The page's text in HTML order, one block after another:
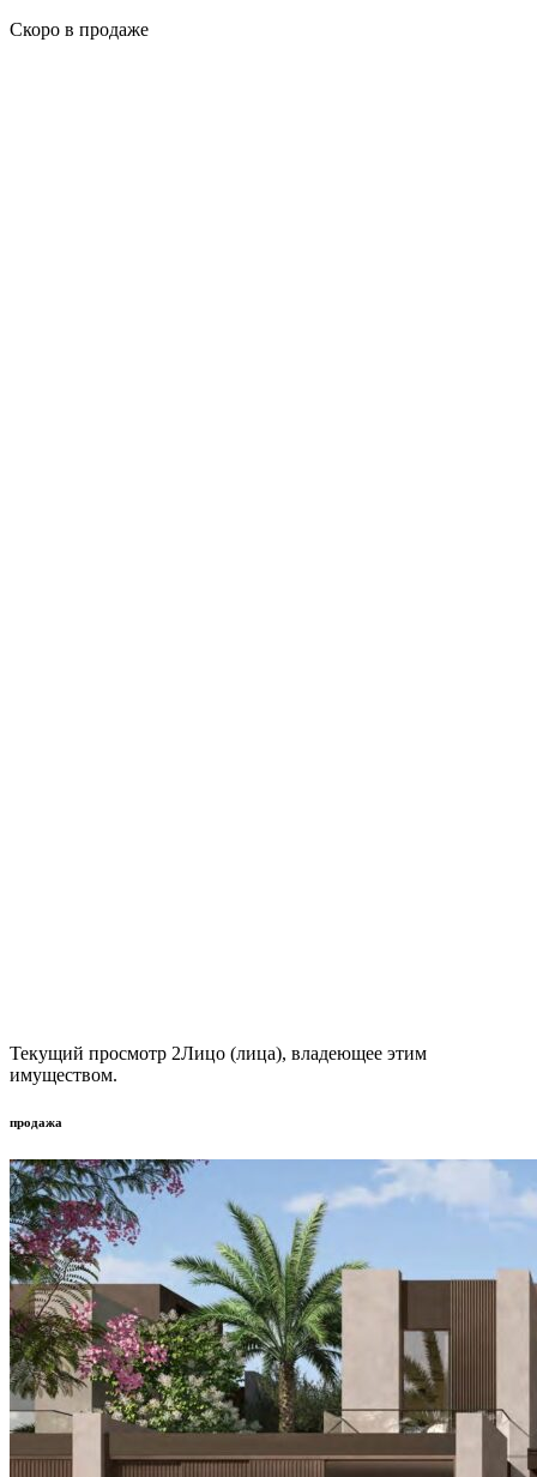
Скоро в продаже
Текущий просмотр 2Лицо (лица), владеющее этим
имуществом.
продажа